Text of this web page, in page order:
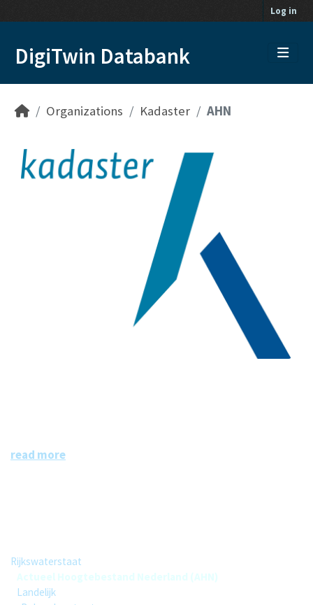
Log in
DigiTwin Databank
Organizations Kadaster AHN
read more
Rijkswaterstaat
Actueel Hoogtebestand Nederland (AHN)
Landelijk